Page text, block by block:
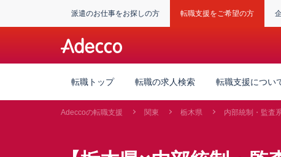
派遣のお仕事をお探しの方 転職支援をご希望の方
転職トップ 転職の求人検索 転職支援につい
Adeccoの転職支援 関東 栃木県 内部統制・監査